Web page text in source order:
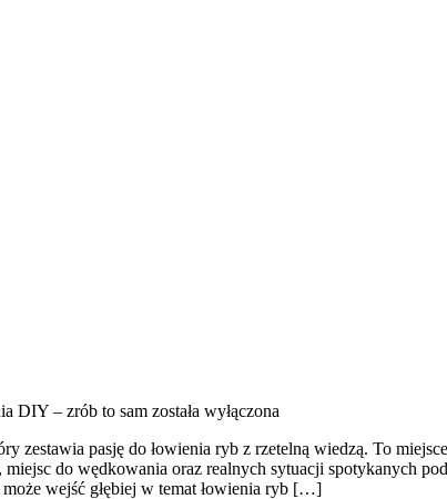
DIY – zrób to sam została wyłączona
zestawia pasję do łowienia ryb z rzetelną wiedzą. To
do wędkowania oraz realnych sytuacji spotykanych
wejść głębiej w temat łowienia ryb […]